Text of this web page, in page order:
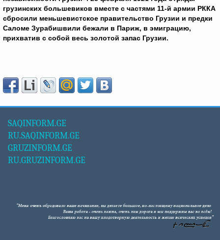
грузинских большевиков вместе с частями 11-й армии РККА
сбросили меньшевистское правительство Грузии и предки
Саломе Зурабишвили бежали в Париж, в эмиграцию,
прихватив с собой весь золотой запас Грузии.
SAQINFORM.GE
RU.SAQINFORM.GE
GRUZINFORM.GE
RU.GRUZINFORM.GE